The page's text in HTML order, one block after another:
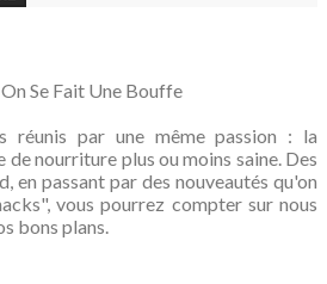
réunis par une même passion : la
nourriture plus ou moins saine. Des
en passant par des nouveautés qu'on
vous pourrez compter sur nous
bons plans.